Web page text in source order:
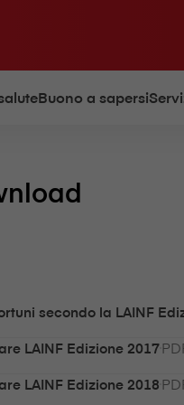
Buono a sapersi
secondo la LAINF
LAINF Edizione 2017
LAINF Edizione 2018